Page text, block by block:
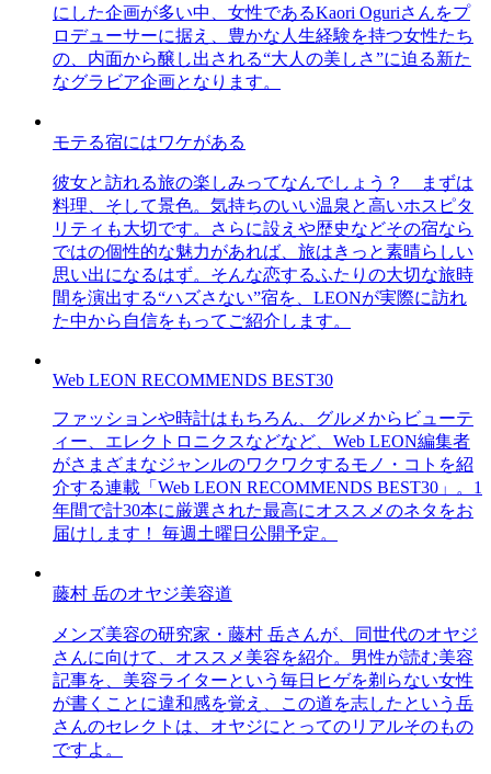
にした企画が多い中、女性であるKaori Oguriさんをプ
ロデューサーに据え、豊かな人生経験を持つ女性たち
の、内面から醸し出される“大人の美しさ”に迫る新た
なグラビア企画となります。
モテる宿にはワケがある
彼女と訪れる旅の楽しみってなんでしょう？ まずは
料理、そして景色。気持ちのいい温泉と高いホスピタ
リティも大切です。さらに設えや歴史などその宿なら
ではの個性的な魅力があれば、旅はきっと素晴らしい
思い出になるはず。そんな恋するふたりの大切な旅時
間を演出する“ハズさない”宿を、LEONが実際に訪れ
た中から自信をもってご紹介します。
Web LEON RECOMMENDS BEST30
ファッションや時計はもちろん、グルメからビューテ
ィー、エレクトロニクスなどなど、Web LEON編集者
がさまざまなジャンルのワクワクするモノ・コトを紹
介する連載「Web LEON RECOMMENDS BEST30」。1
年間で計30本に厳選された最高にオススメのネタをお
届けします！ 毎週土曜日公開予定。
藤村 岳のオヤジ美容道
メンズ美容の研究家・藤村 岳さんが、同世代のオヤジ
さんに向けて、オススメ美容を紹介。男性が読む美容
記事を、美容ライターという毎日ヒゲを剃らない女性
が書くことに違和感を覚え、この道を志したという岳
さんのセレクトは、オヤジにとってのリアルそのもの
ですよ。